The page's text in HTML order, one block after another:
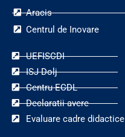
Aracis
Centrul de Inovare
UEFISCDI
ISJ Dolj
Centru ECDL
Declaratii avere
Evaluare cadre didactice